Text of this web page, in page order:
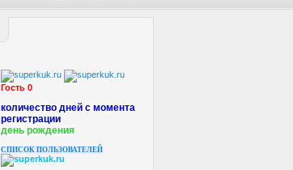
Гость 0
количество дней с момента
регистрации
день рождения
СПИСОК ПОЛЬЗОВАТЕЛЕЙ